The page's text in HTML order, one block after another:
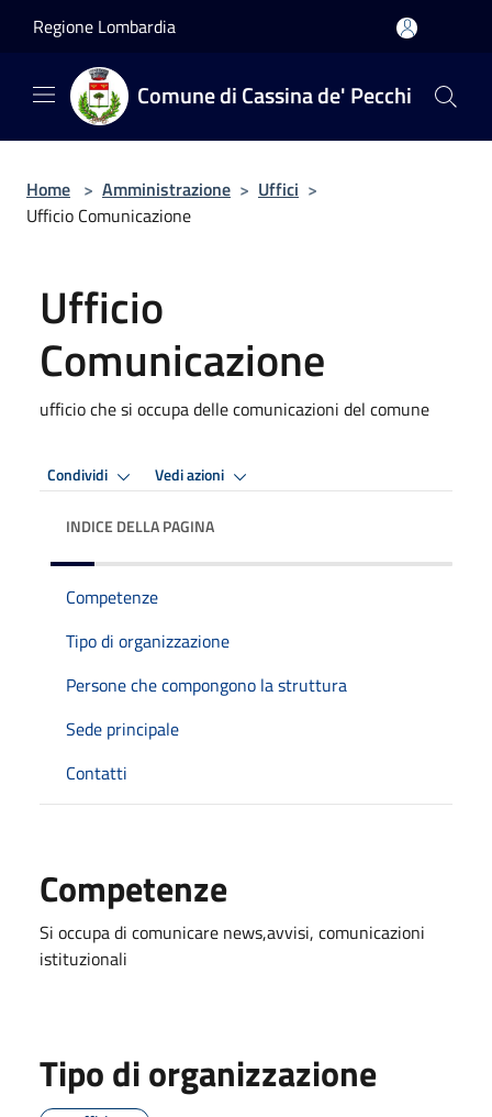
Regione Lombardia
Comune di Cassina de' Pecchi
Home > Amministrazione > Uffici >
Ufficio Comunicazione
Ufficio
Comunicazione
ufficio che si occupa delle comunicazioni del comune
Condividi Vedi azioni
INDICE DELLA PAGINA
Competenze
Tipo di organizzazione
Persone che compongono la struttura
Sede principale
Contatti
Competenze
Si occupa di comunicare news,avvisi, comunicazioni
istituzionali
Tipo di organizzazione